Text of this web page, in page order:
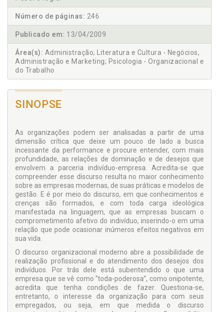
Número de páginas: 246
Publicado em: 13/04/2009
Área(s): Administração; Literatura e Cultura - Negócios,
Administração e Marketing; Psicologia - Organizacional e
do Trabalho
SINOPSE
As organizações podem ser analisadas a partir de uma
dimensão crítica que deixe um pouco de lado a busca
incessante da performance e procure entender, com mais
profundidade, as relações de dominação e de desejos que
envolvem a parceria indivíduo-empresa. Acredita-se que
compreender esse discurso resulta no maior conhecimento
sobre as empresas modernas, de suas práticas e modelos de
gestão. E é por meio do discurso, em que conhecimentos e
crenças são formados, e com toda carga ideológica
manifestada na linguagem, que as empresas buscam o
comprometimento afetivo do indivíduo, inserindo-o em uma
relação que pode ocasionar inúmeros efeitos negativos em
sua vida.
O discurso organizacional moderno abre a possibilidade de
realização profissional e do atendimento dos desejos dos
indivíduos. Por trás dele está subentendido o que uma
empresa que se vê como “toda-poderosa”, como onipotente,
acredita que tenha condições de fazer. Questiona-se,
entretanto, o interesse da organização para com seus
empregados, ou seja, em que medida o discurso